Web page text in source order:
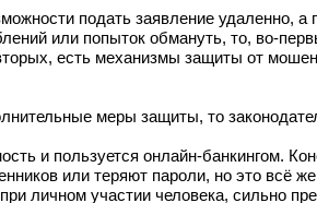
подать заявление удаленно, а
или попыток обмануть, то, во-
есть механизмы защиты от
меры защиты, то
и пользуется онлайн-банкингом.
или теряют пароли, но это всё
личном участии человека, сильно